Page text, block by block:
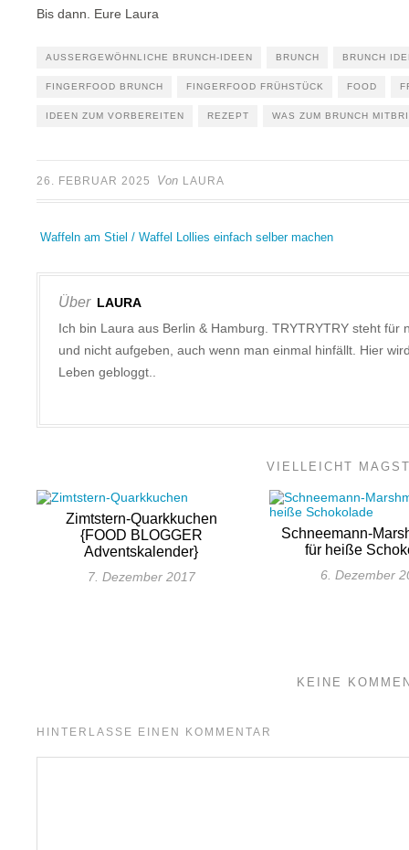
Bis dann. Eure Laura
AUSSERGEWÖHNLICHE BRUNCH-IDEEN BRUNCH BRUNCH
FINGERFOOD BRUNCH FINGERFOOD FRÜHSTÜCK FOOD
IDEEN ZUM VORBEREITEN REZEPT WAS ZUM BRUNCH
26. FEBRUAR 2025 Von LAURA
Waffeln am Stiel / Waffel Lollies einfach selber machen
Über LAURA
Ich bin Laura aus Berlin & Hamburg. TRYTRYTRY steht
und nicht aufgeben, auch wenn man einmal hinfällt. Hier
Leben gebloggt..
VIELLEICHT
Zimtstern-Quarkkuchen
{FOOD BLOGGER
Adventskalender}
7. Dezember 2017
Schneemann-
für heiße
6. Dezember
KEINE
HINTERLASSE EINEN KOMMENTAR